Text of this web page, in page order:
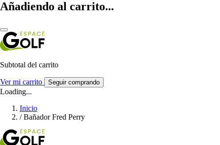
Añadiendo al carrito...
Subtotal del carrito
Ver mi carrito Seguir comprando
Loading...
Inicio
/ Bañador Fred Perry